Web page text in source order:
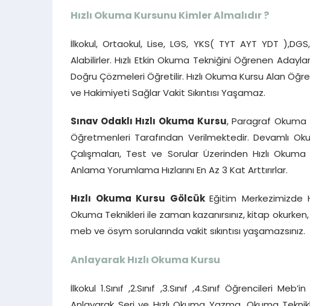
Hızlı Okuma Kursunu Kimler Almalıdır ?
İlkokul, Ortaokul, Lise, LGS, YKS( TYT AYT YDT
Alabilirler. Hızlı Etkin Okuma Tekniğini Öğrenen
Doğru Çözmeleri Öğretilir. Hızlı Okuma Kursu Alan
ve Hakimiyeti Sağlar Vakit Sıkıntısı Yaşamaz.
Sınav Odaklı Hızlı Okuma Kursu, Paragraf Okuma
Öğretmenleri Tarafından Verilmektedir. Devamlı
Çalışmaları, Test ve Sorular Üzerinden Hızlı
Anlama Yorumlama Hızlarını En Az 3 Kat Arttırırlar.
Hızlı Okuma Kursu Gölcük Eğitim Merkezimizde
Okuma Teknikleri ile zaman kazanırsınız, kitap
meb ve ösym sorularında vakit sıkıntısı yaşamazsınız.
Anlayarak Hızlı Okuma Kursu
İlkokul 1.Sınıf ,2.Sınıf ,3.Sınıf ,4.Sınıf Öğrencileri